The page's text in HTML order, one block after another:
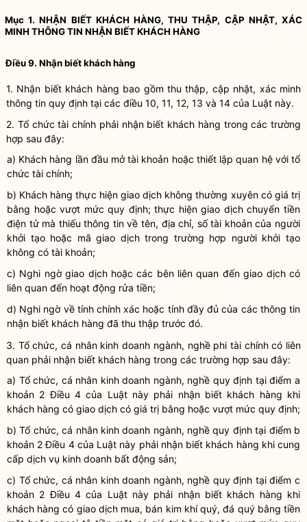
Mục 1. NHẬN BIẾT KHÁCH HÀNG, THU THẬP, CẬP NHẬT, XÁC
MINH THÔNG TIN NHẬN BIẾT KHÁCH HÀNG
Điều 9. Nhận biết khách hàng
1. Nhận biết khách hàng bao gồm thu thập, cập nhật, xác minh
thông tin quy định tại các điều 10, 11, 12, 13 và 14 của Luật này.
2. Tổ chức tài chính phải nhận biết khách hàng trong các trường
hợp sau đây:
a) Khách hàng lần đầu mở tài khoản hoặc thiết lập quan hệ với tổ
chức tài chính;
b) Khách hàng thực hiện giao dịch không thường xuyên có giá trị
bằng hoặc vượt mức quy định; thực hiện giao dịch chuyển tiền
điện tử mà thiếu thông tin về tên, địa chỉ, số tài khoản của người
khởi tạo hoặc mã giao dịch trong trường hợp người khởi tạo
không có tài khoản;
c) Nghi ngờ giao dịch hoặc các bên liên quan đến giao dịch có
liên quan đến hoạt động rửa tiền;
d) Nghi ngờ về tính chính xác hoặc tính đầy đủ của các thông tin
nhận biết khách hàng đã thu thập trước đó.
3. Tổ chức, cá nhân kinh doanh ngành, nghề phi tài chínhcó liên
quan phải nhận biết khách hàng trong các trường hợp sau đây:
a) Tổ chức, cá nhân kinh doanh ngành, nghề quy định tại điểm a
khoản 2 Điều 4 của Luật này phải nhận biết khách hàng khi
khách hàng có giao dịch có giá trị bằng hoặc vượt mức quy định;
b) Tổ chức, cá nhân kinh doanh ngành, nghề quy định tại điểm b
khoản 2 Điều 4 của Luật này phải nhận biết khách hàng khi cung
cấp dịch vụ kinh doanh bất động sản;
c) Tổ chức, cá nhân kinh doanh ngành, nghề quy định tại điểm c
khoản 2 Điều 4 của Luật này phải nhận biết khách hàng khi
khách hàng có giao dịch mua, bán kim khíquý, đá quý bằng tiền